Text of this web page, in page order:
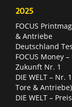
2025
FOCUS
& Antriebe
Deutschland
FOCUS Money
Zukunft Nr. 1
DIE WELT –
Tore & Antriebe)
DIE WELT –